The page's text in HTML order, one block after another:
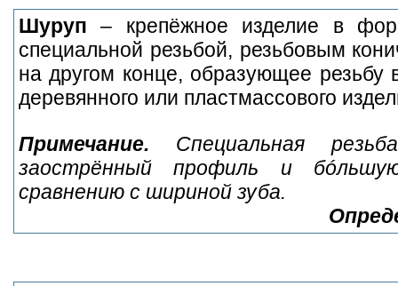
Шуруп – крепёжное изделие в
специальной резьбой, резьбовым
на другом конце, образующее резьбу
деревянного или пластмассового
Примечание. Специальная
заострённый профиль и
сравнению с шириной зуба.